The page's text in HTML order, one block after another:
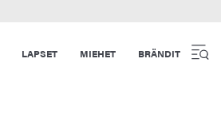
LAPSET MIEHET BRÄNDIT